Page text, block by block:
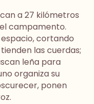
a 27 kilómetros
campamento.
cortando
las cuerdas;
leña para
organiza su
ponen